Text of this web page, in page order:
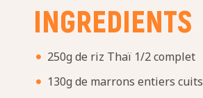
INGREDIENTS
250g de riz Thaï 1/2 complet
130g de marrons entiers cuits